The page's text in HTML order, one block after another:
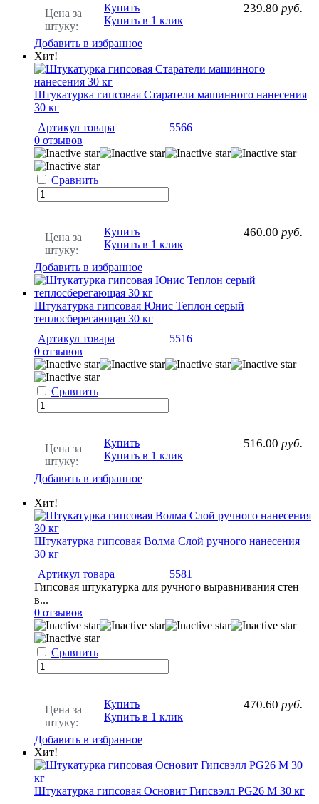
Цена за
штуку:
239.80 руб.
Купить
Купить в 1 клик
Добавить в избранное
Хит!
Штукатурка гипсовая Старатели машинного нанесения
30 кг
Артикул товара
5566
0 отзывов
Сравнить
Цена за
штуку:
460.00 руб.
Купить
Купить в 1 клик
Добавить в избранное
Штукатурка гипсовая Юнис Теплон серый
теплосберегающая 30 кг
Артикул товара
5516
0 отзывов
Сравнить
Цена за
штуку:
516.00 руб.
Купить
Купить в 1 клик
Добавить в избранное
Хит!
Штукатурка гипсовая Волма Слой ручного нанесения
30 кг
Артикул товара
5581
Гипсовая штукатурка для ручного выравнивания стен
в...
0 отзывов
Сравнить
Цена за
штуку:
470.60 руб.
Купить
Купить в 1 клик
Добавить в избранное
Хит!
Штукатурка гипсовая Основит Гипсвэлл PG26 M 30 кг